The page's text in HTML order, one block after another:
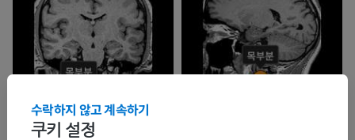
쿠키 설정
수락하지 않고 계속하기